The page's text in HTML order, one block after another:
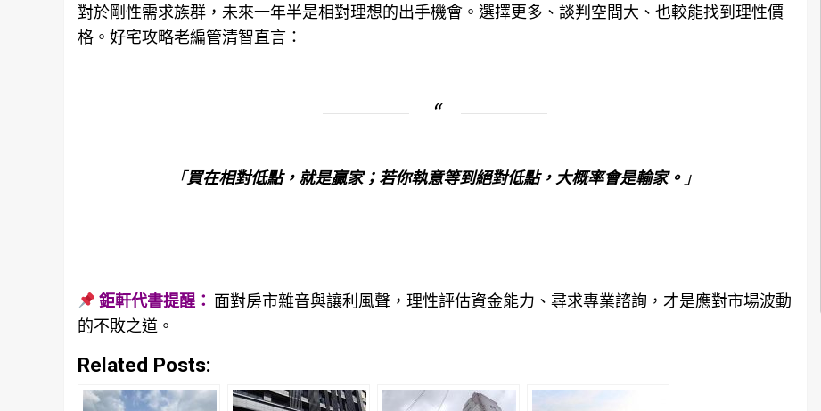
對於剛性需求族群，未來一年半是相對理想的出手機會。選擇更多、談判空間大、也較能找到理性價
格。好宅攻略老編管清智直言：
「買在相對低點，就是贏家；若你執意等到絕對低點，大概率會是輸家。 」
鉅軒代書提醒： 面對房市雜音與讓利風聲，理性評估資金能力、尋求專業諮詢，才是應對市場波動
的不敗之道。
Related Posts: